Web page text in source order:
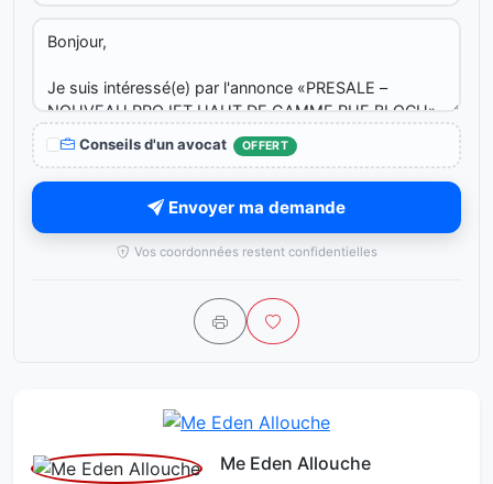
Conseils d'un avocat OFFERT
Envoyer ma demande
Vos coordonnées restent confidentielles
Me Eden Allouche